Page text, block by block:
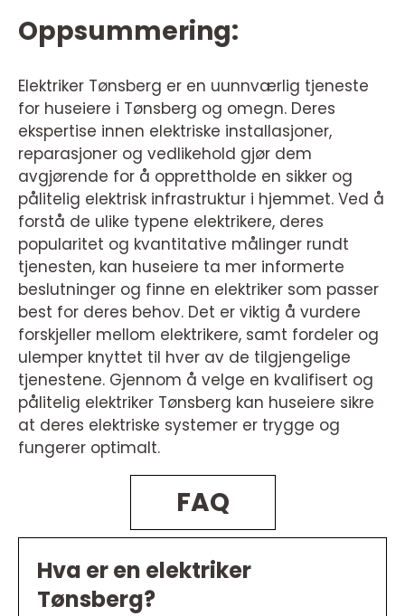
Oppsummering:
Elektriker Tønsberg er en uunnværlig tjeneste
for huseiere i Tønsberg og omegn. Deres
ekspertise innen elektriske installasjoner,
reparasjoner og vedlikehold gjør dem
avgjørende for å opprettholde en sikker og
pålitelig elektrisk infrastruktur i hjemmet. Ved å
forstå de ulike typene elektrikere, deres
popularitet og kvantitative målinger rundt
tjenesten, kan huseiere ta mer informerte
beslutninger og finne en elektriker som passer
best for deres behov. Det er viktig å vurdere
forskjeller mellom elektrikere, samt fordeler og
ulemper knyttet til hver av de tilgjengelige
tjenestene. Gjennom å velge en kvalifisert og
pålitelig elektriker Tønsberg kan huseiere sikre
at deres elektriske systemer er trygge og
fungerer optimalt.
FAQ
Hva er en elektriker
Tønsberg?